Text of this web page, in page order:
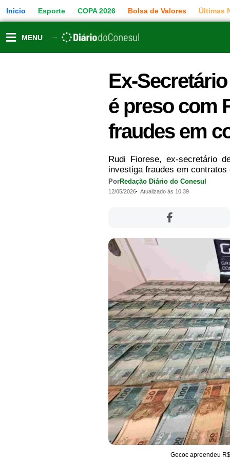
para
o
conteúdo
Inicio Esporte COPA 2026 Bolsa de Valores Últimas
MENU
Ex-
é preso com
fraudes em
Rudi Fiorese, ex-secretário
investiga fraudes em
PorRedação Diário do Conesul
12/05/2026 Atualizado às 10:39
Gecoc apreendeu